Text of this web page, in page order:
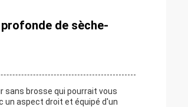
de sèche-
sans brosse qui pourrait vous
un aspect droit et équipé d'un